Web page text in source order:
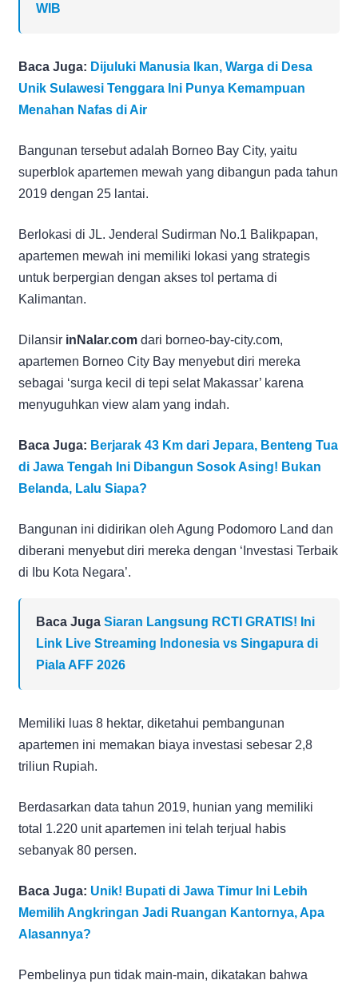
WIB
Baca Juga: Dijuluki Manusia Ikan, Warga di Desa
Unik Sulawesi Tenggara Ini Punya Kemampuan
Menahan Nafas di Air
Bangunan tersebut adalah Borneo Bay City, yaitu
superblok apartemen mewah yang dibangun pada tahun
2019 dengan 25 lantai.
Berlokasi di JL. Jenderal Sudirman No.1 Balikpapan,
apartemen mewah ini memiliki lokasi yang strategis
untuk berpergian dengan akses tol pertama di
Kalimantan.
Dilansir inNalar.com dari borneo-bay-city.com,
apartemen Borneo City Bay menyebut diri mereka
sebagai ‘surga kecil di tepi selat Makassar’ karena
menyuguhkan view alam yang indah.
Baca Juga: Berjarak 43 Km dari Jepara, Benteng Tua
di Jawa Tengah Ini Dibangun Sosok Asing! Bukan
Belanda, Lalu Siapa?
Bangunan ini didirikan oleh Agung Podomoro Land dan
diberani menyebut diri mereka dengan ‘Investasi Terbaik
di Ibu Kota Negara’.
Baca Juga Siaran Langsung RCTI GRATIS! Ini
Link Live Streaming Indonesia vs Singapura di
Piala AFF 2026
Memiliki luas 8 hektar, diketahui pembangunan
apartemen ini memakan biaya investasi sebesar 2,8
triliun Rupiah.
Berdasarkan data tahun 2019, hunian yang memiliki
total 1.220 unit apartemen ini telah terjual habis
sebanyak 80 persen.
Baca Juga: Unik! Bupati di Jawa Timur Ini Lebih
Memilih Angkringan Jadi Ruangan Kantornya, Apa
Alasannya?
Pembelinya pun tidak main-main, dikatakan bahwa